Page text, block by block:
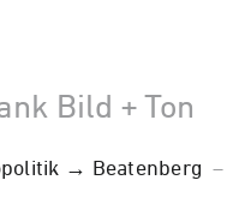
Bild + Ton
→ Beatenberg –